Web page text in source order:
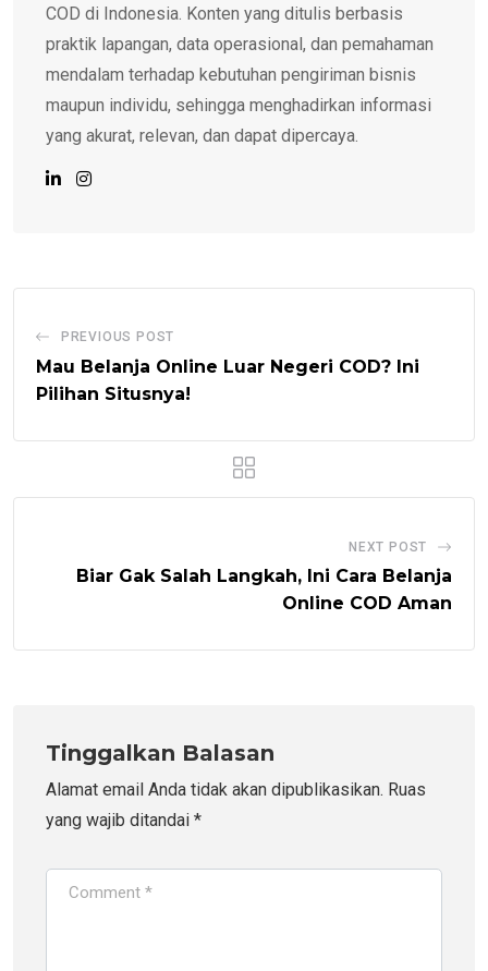
COD di Indonesia. Konten yang ditulis berbasis
praktik lapangan, data operasional, dan pemahaman
mendalam terhadap kebutuhan pengiriman bisnis
maupun individu, sehingga menghadirkan informasi
yang akurat, relevan, dan dapat dipercaya.
PREVIOUS POST
Mau Belanja Online Luar Negeri COD? Ini
Pilihan Situsnya!
NEXT POST
Biar Gak Salah Langkah, Ini Cara Belanja
Online COD Aman
Tinggalkan Balasan
Alamat email Anda tidak akan dipublikasikan. Ruas
yang wajib ditandai *